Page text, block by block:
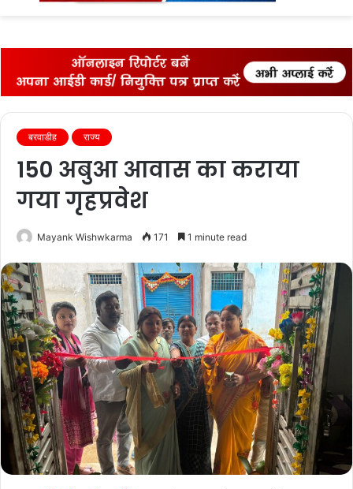
बरवाडीह राज्‍य
150 अबुआ आवास का कराया
गया गृहप्रवेश
Mayank Wishwkarma 171 1 minute read